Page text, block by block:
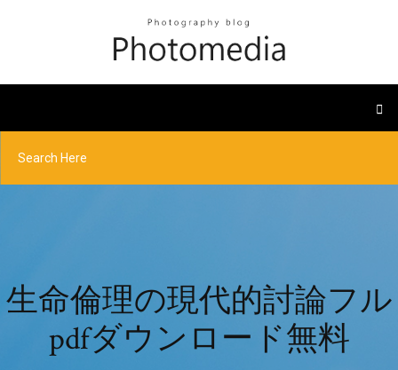
生命倫理の現代的討論フル
pdfダウンロード無料